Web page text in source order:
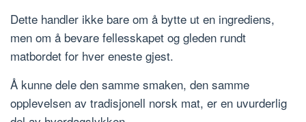
Dette handler ikke bare om å bytte ut en ingrediens,
men om å bevare fellesskapet og gleden rundt
matbordet for hver eneste gjest.
Å kunne dele den samme smaken, den samme
opplevelsen av tradisjonell norsk mat, er en uvurderlig